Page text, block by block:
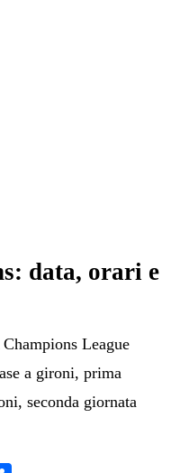
data, orari e
League
a gironi, prima
seconda giornata